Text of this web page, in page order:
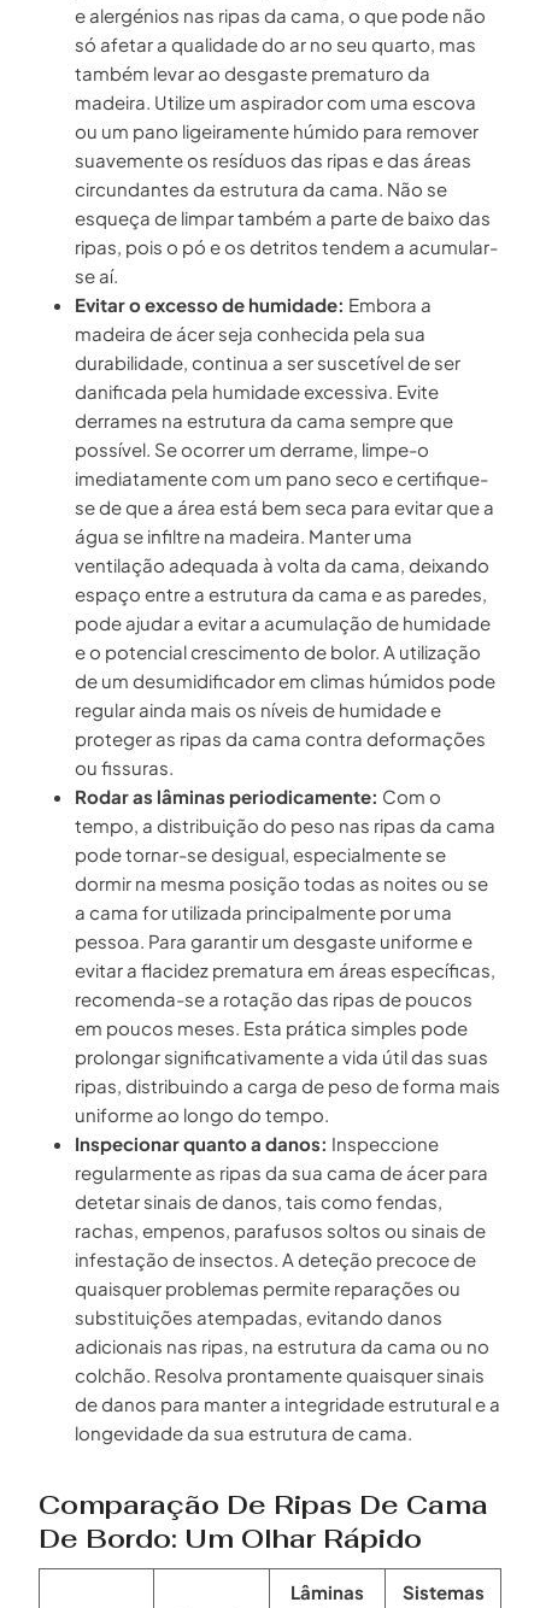
e alergénios nas ripas da cama, o que pode não
só afetar a qualidade do ar no seu quarto, mas
também levar ao desgaste prematuro da
madeira. Utilize um aspirador com uma escova
ou um pano ligeiramente húmido para remover
suavemente os resíduos das ripas e das áreas
circundantes da estrutura da cama. Não se
esqueça de limpar também a parte de baixo das
ripas, pois o pó e os detritos tendem a acumular-
se aí.
Evitar o excesso de humidade: Embora a
madeira de ácer seja conhecida pela sua
durabilidade, continua a ser suscetível de ser
danificada pela humidade excessiva. Evite
derrames na estrutura da cama sempre que
possível. Se ocorrer um derrame, limpe-o
imediatamente com um pano seco e certifique-
se de que a área está bem seca para evitar que a
água se infiltre na madeira. Manter uma
ventilação adequada à volta da cama, deixando
espaço entre a estrutura da cama e as paredes,
pode ajudar a evitar a acumulação de humidade
e o potencial crescimento de bolor. A utilização
de um desumidificador em climas húmidos pode
regular ainda mais os níveis de humidade e
proteger as ripas da cama contra deformações
ou fissuras.
Rodar as lâminas periodicamente: Com o
tempo, a distribuição do peso nas ripas da cama
pode tornar-se desigual, especialmente se
dormir na mesma posição todas as noites ou se
a cama for utilizada principalmente por uma
pessoa. Para garantir um desgaste uniforme e
evitar a flacidez prematura em áreas específicas,
recomenda-se a rotação das ripas de poucos
em poucos meses. Esta prática simples pode
prolongar significativamente a vida útil das suas
ripas, distribuindo a carga de peso de forma mais
uniforme ao longo do tempo.
Inspecionar quanto a danos: Inspeccione
regularmente as ripas da sua cama de ácer para
detetar sinais de danos, tais como fendas,
rachas, empenos, parafusos soltos ou sinais de
infestação de insectos. A deteção precoce de
quaisquer problemas permite reparações ou
substituições atempadas, evitando danos
adicionais nas ripas, na estrutura da cama ou no
colchão. Resolva prontamente quaisquer sinais
de danos para manter a integridade estrutural e a
longevidade da sua estrutura de cama.
Comparação De Ripas De Cama
De Bordo: Um Olhar Rápido
Lâminas
Sistemas